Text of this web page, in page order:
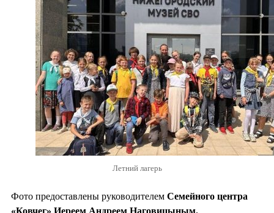
Летний лагерь
Фото предоставлены руководителем Семейного центра
«Ковчег» Иереем Андреем Наговицыным.